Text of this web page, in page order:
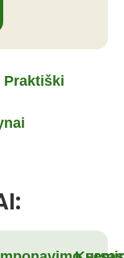
Praktiški